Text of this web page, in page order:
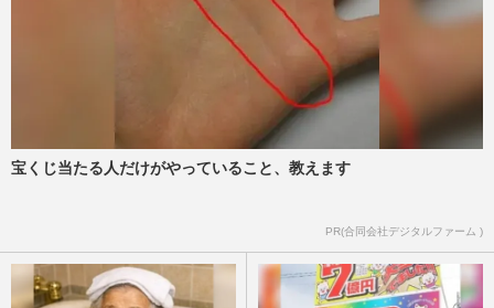
宝くじ当たる人だけがやっていること、教えます
PR(合同会社デジタルファーム )